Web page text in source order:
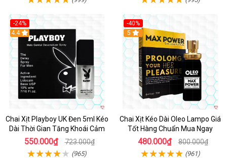
-24%
Hot
4.4
Chai Xịt Playboy UK Đen 5ml Kéo
Dài Thời Gian Tăng Khoái Cảm
550.000₫ 723.000₫
(965)
-40%
5
Chai Xịt Kéo Dài Oleo Lampo Giá
Tốt Hàng Chuẩn Mua Ngay
480.000₫ 800.000₫
(961)